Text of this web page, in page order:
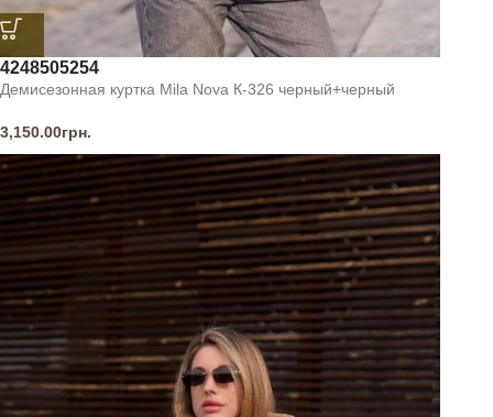
4248505254
Демисезонная куртка Mila Nova К-326 черный+черный
3,150.00грн.